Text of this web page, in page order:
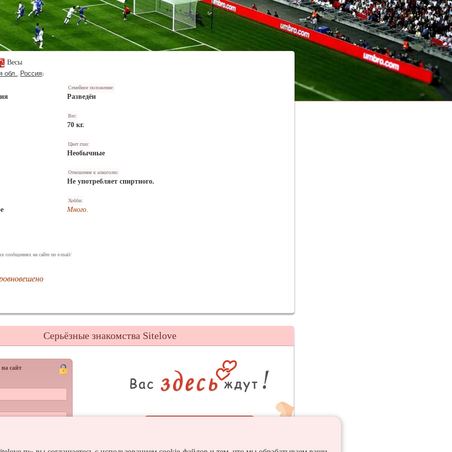
Весы
обл. Россия)
Семейное положение:
Разведён
Вес:
70 кг.
Цвет глаз:
Необычные
Отношение к алкоголю:
Не употребляет спиртного.
Хобби:
Много.
сообщениях на сайте по e-mail/
Серьёзные знакомства Sitelove
сайт